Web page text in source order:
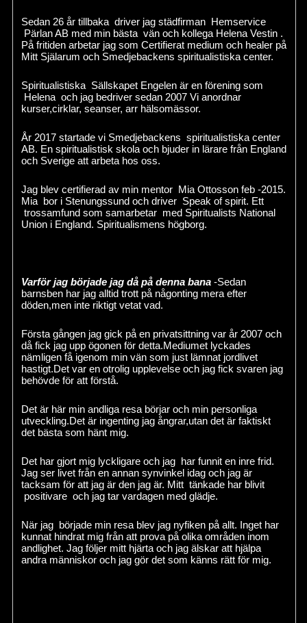
Sedan 26 år tillbaka driver jag städfirman Hemservice
Pärlan AB med min bästa vän och kollega Helena Vestin .
På fritiden arbetar jag som Certifierat medium och healer på
Mitt Själarum och Smedjebackens spiritualistiska center.
Spiritualistiska Sällskapet Engelen är en förening som
Helena och jag bedriver sedan 2007 Vi anordnar
kurser,cirklar, seanser, arr hälsomässor.
År 2017 startade vi Smedjebackens spiritualistiska center
AB. En spiritualistisk skola och bjuder in lärare från England
och Sverige att arbeta hos oss.
Jag blev certifierad av min mentor Mia Ottosson feb -2015.
Mia bor i Stenungssund och driver Speak of spirit. Ett
trossamfund som samarbetar med Spiritualists National
Union i England. Spiritualismens högborg.
Varför jag började jag då på denna bana-Sedan
barnsben har jag alltid trott på någonting mera efter
döden,men inte riktigt vetat vad.
Första gången jag gick på en privatsittning var år 2007 och
då fick jag upp ögonen för detta.Mediumet lyckades
nämligen få igenom min vän som just lämnat jordlivet
hastigt.Det var en otrolig upplevelse och jag fick svaren jag
behövde för att förstå.
Det är här min andliga resa börjar och min personliga
utveckling.Det är ingenting jag ångrar,utan det är faktiskt
det bästa som hänt mig.
Det har gjort mig lyckligare och jag har funnit en inre frid.
Jag ser livet från en annan synvinkel idag och jag är
tacksam för att jag är den jag är. Mitt tänkade har blivit
positivare och jag tar vardagen med glädje.
När jag började min resa blev jag nyfiken på allt. Inget har
kunnat hindrat mig från att prova på olika områden inom
andlighet. Jag följer mitt hjärta och jag älskar att hjälpa
andra människor och jag gör det som känns rätt för mig.